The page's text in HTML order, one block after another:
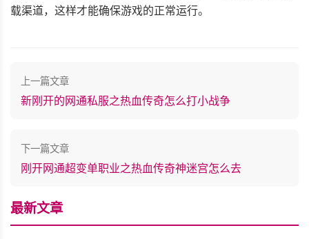
载渠道，这样才能确保游戏的正常运行。
上一篇文章
新刚开的网通私服之热血传奇怎么打小战争
下一篇文章
刚开网通超变单职业之热血传奇神迷宫怎么去
最新文章